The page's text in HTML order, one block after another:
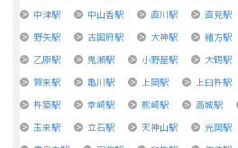
中津駅
中山香駅 直川駅 直見駅
野矢駅
古国府駅 大神駅 緒方駅
乙原駅
鬼瀬駅 小野屋駅 大鶴駅
賀来駅
亀川駅 上岡駅 上臼杵駅
杵築駅
幸崎駅 熊崎駅 高城駅
玉来駅
立石駅 天神山駅 光岡駅